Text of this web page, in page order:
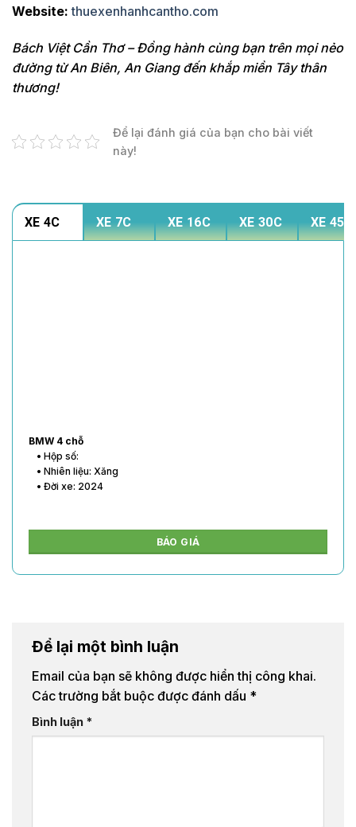
Website: thuexenhanhcantho.com
Bách Việt Cần Thơ – Đồng hành cùng bạn trên mọi nẻo
đường từ An Biên, An Giang đến khắp miền Tây thân
thương!
Để lại đánh giá của bạn cho bài viết
này!
XE 4C XE 7C XE 16C XE 30C XE 45C
BMW 4 chỗ
• Hộp số:
• Nhiên liệu: Xăng
• Đời xe: 2024
BÁO GIÁ
Để lại một bình luận
Email của bạn sẽ không được hiển thị công khai.
Các trường bắt buộc được đánh dấu *
Bình luận *